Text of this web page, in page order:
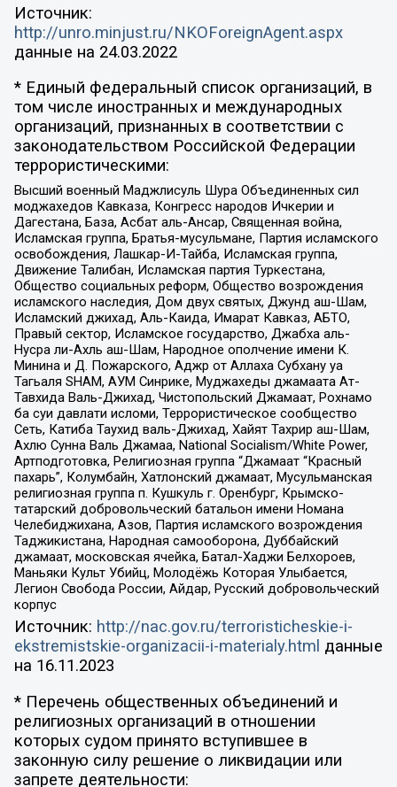
Источник:
http://unro.minjust.ru/NKOForeignAgent.aspx
данные на 24.03.2022
* Единый федеральный список организаций, в
том числе иностранных и международных
организаций, признанных в соответствии с
законодательством Российской Федерации
террористическими:
Высший военный Маджлисуль Шура Объединенных сил
моджахедов Кавказа, Конгресс народов Ичкерии и
Дагестана, База, Асбат аль-Ансар, Священная война,
Исламская группа, Братья-мусульмане, Партия исламского
освобождения, Лашкар-И-Тайба, Исламская группа,
Движение Талибан, Исламская партия Туркестана,
Общество социальных реформ, Общество возрождения
исламского наследия, Дом двух святых, Джунд аш-Шам,
Исламский джихад, Аль-Каида, Имарат Кавказ, АБТО,
Правый сектор, Исламское государство, Джабха аль-
Нусра ли-Ахль аш-Шам, Народное ополчение имени К.
Минина и Д. Пожарского, Аджр от Аллаха Субхану уа
Тагьаля SHAM, АУМ Синрике, Муджахеды джамаата Ат-
Тавхида Валь-Джихад, Чистопольский Джамаат, Рохнамо
ба суи давлати исломи, Террористическое сообщество
Сеть, Катиба Таухид валь-Джихад, Хайят Тахрир аш-Шам,
Ахлю Сунна Валь Джамаа, National Socialism/White Power,
Артподготовка, Религиозная группа “Джамаат “Красный
пахарь”, Колумбайн, Хатлонский джамаат, Мусульманская
религиозная группа п. Кушкуль г. Оренбург, Крымско-
татарский добровольческий батальон имени Номана
Челебиджихана, Азов, Партия исламского возрождения
Таджикистана, Народная самооборона, Дуббайский
джамаат, московская ячейка, Батал-Хаджи Белхороев,
Маньяки Культ Убийц, Молодёжь Которая Улыбается,
Легион Свобода России, Айдар, Русский добровольческий
корпус
Источник: http://nac.gov.ru/terroristicheskie-i-
ekstremistskie-organizacii-i-materialy.html данные
на 16.11.2023
* Перечень общественных объединений и
религиозных организаций в отношении
которых судом принято вступившее в
законную силу решение о ликвидации или
запрете деятельности: